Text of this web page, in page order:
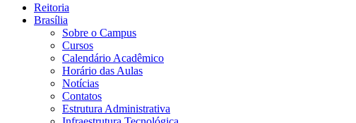
Reitoria
Brasília
Sobre o Campus
Cursos
Calendário Acadêmico
Horário das Aulas
Notícias
Contatos
Estrutura Administrativa